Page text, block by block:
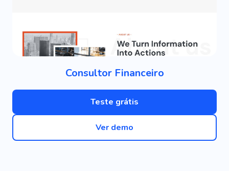
Consultor Financeiro
Teste grátis
Ver demo